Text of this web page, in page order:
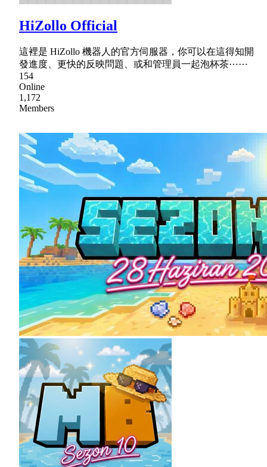
HiZollo Official
這裡是 HiZollo 機器人的官方伺服器，你可以在這得知開
發進度、更快的反映問題、或和管理員一起泡杯茶⋯⋯
154
Online
1,172
Members